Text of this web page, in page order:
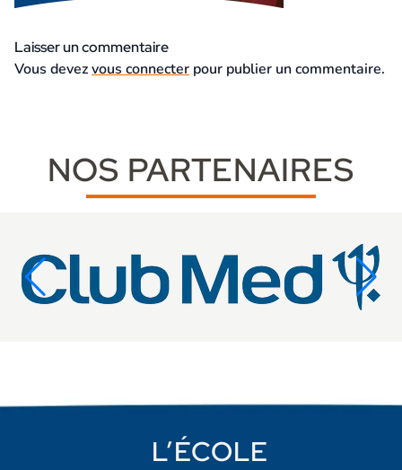
Laisser un commentaire
Vous devezvous connecter pour publier un commentaire.
NOS PARTENAIRES
L’ÉCOLE